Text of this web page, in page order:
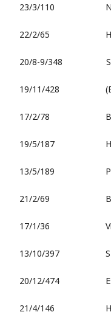
23/3/110
22/2/65
20/8-9/348
19/11/428 (Egyh.
17/2/78 Böjt 2.
19/5/187 Húsv.
13/5/189
21/2/69 Böjt 1.
1/36
13/10/397
12/474
21/4/146 Húsv.